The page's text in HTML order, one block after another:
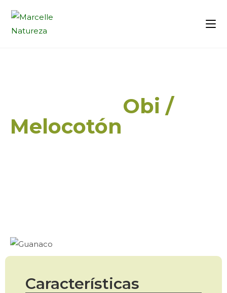
Obi /
Melocotón
Características